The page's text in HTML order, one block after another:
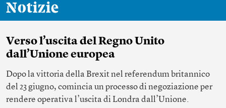
Notizie
Verso l’uscita del Regno Unito
dall’Unione europea
Dopo la vittoria della Brexit nel referendum britannico
del 23 giugno, comincia un processo di negoziazione per
rendere operativa l’uscita di Londra dall’Unione.